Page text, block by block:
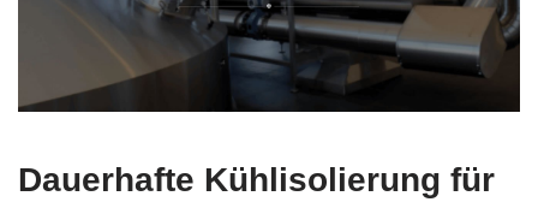
Dauerhafte Kühlisolierung für